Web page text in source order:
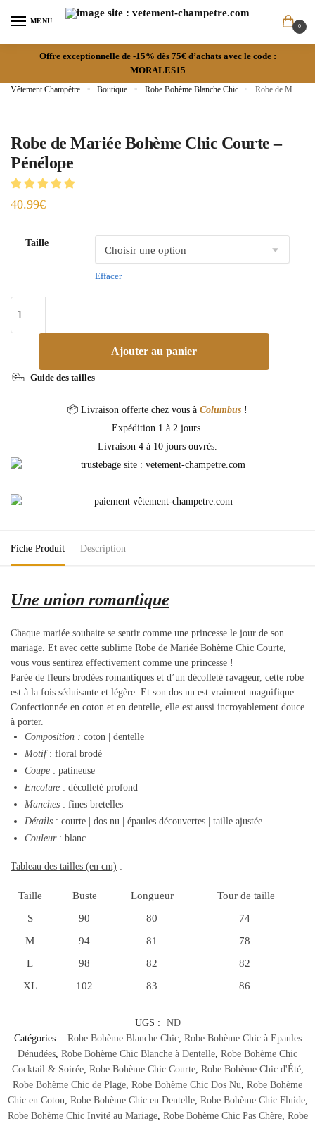
MENU
0
Offre exceptionnelle de -15% dès 75€ d’achats avec le code :
MORALES15
Vêtement Champêtre » Boutique » Robe Bohème Blanche Chic » Robe de Mariée Bohème Chic Courte – Pénélope
Robe de Mariée Bohème Chic Courte –
Pénélope
40.99€
Taille
Effacer
Ajouter au panier
Guide des tailles
📦 Livraison offerte chez vous à Columbus !
Expédition 1 à 2 jours.
Livraison 4 à 10 jours ouvrés.
Fiche Produit Description
Une union romantique
Chaque mariée souhaite se sentir comme une princesse le jour de son
mariage. Et avec cette sublime Robe de Mariée Bohème Chic Courte,
vous vous sentirez effectivement comme une princesse !
Parée de fleurs brodées romantiques et d’un décolleté ravageur, cette robe
est à la fois séduisante et légère. Et son dos nu est vraiment magnifique.
Confectionnée en coton et en dentelle, elle est aussi incroyablement douce
à porter.
Composition : coton | dentelle
Motif: floral brodé
Coupe : patineuse
Encolure : décolleté profond
Manches : fines bretelles
Détails : courte | dos nu | épaules découvertes | taille ajustée
Couleur : blanc
Tableau des tailles (en cm) :
Taille Buste Longueur
Tour de taille
S
90 80
74
M
94 81
78
L
98 82
82
XL
102 83 86
UGS :
ND
Catégories :
Robe Bohème Blanche Chic, Robe Bohème Chic à Epaules
Dénudées, Robe Bohème Chic Blanche à Dentelle, Robe Bohème Chic
Cocktail & Soirée, Robe Bohème Chic Courte, Robe Bohème Chic d'Été,
Robe Bohème Chic de Plage, Robe Bohème Chic Dos Nu, Robe Bohème
Chic en Coton, Robe Bohème Chic en Dentelle, Robe Bohème Chic Fluide,
Robe Bohème Chic Invité au Mariage, Robe Bohème Chic Pas Chère, Robe